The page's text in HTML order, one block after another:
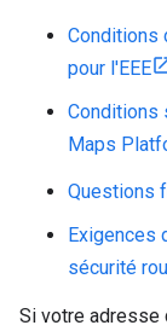
Conditions
pour l'EEE
Conditions
Maps
Questions
Exigences
sécurité
Si votre adresse